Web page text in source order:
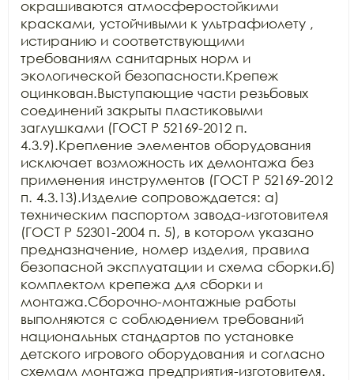
окрашиваются атмосферостойкими
красками, устойчивыми к ультрафиолету ,
истиранию и соответствующими
требованиям санитарных норм и
экологической безопасности.Крепеж
оцинкован.Выступающие части резьбовых
соединений закрыты пластиковыми
заглушками (ГОСТ Р 52169-2012 п.
4.3.9).Крепление элементов оборудования
исключает возможность их демонтажа без
применения инструментов (ГОСТ Р 52169-2012
п. 4.3.13).Изделие сопровождается: а)
техническим паспортом завода-изготовителя
(ГОСТ Р 52301-2004 п. 5), в котором указано
предназначение, номер изделия, правила
безопасной эксплуатации и схема сборки.б)
комплектом крепежа для сборки и
монтажа.Сборочно-монтажные работы
выполняются с соблюдением требований
национальных стандартов по установке
детского игрового оборудования и согласно
схемам монтажа предприятия-изготовителя.